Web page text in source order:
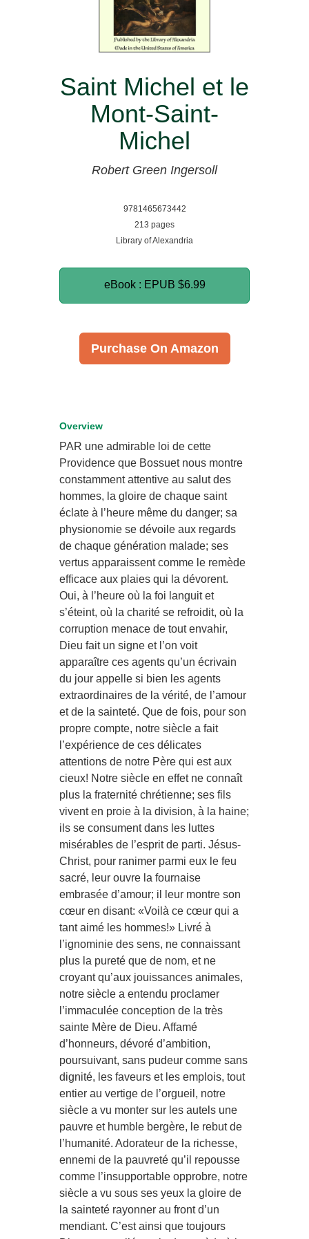
Saint Michel et le
Mont-Saint-
Michel
Robert Green Ingersoll
9781465673442
213 pages
Library of Alexandria
eBook : EPUB $6.99
Purchase On Amazon
Overview
PAR une admirable loi de cette
Providence que Bossuet nous montre
constamment attentive au salut des
hommes, la gloire de chaque saint
éclate à l’heure même du danger; sa
physionomie se dévoile aux regards
de chaque génération malade; ses
vertus apparaissent comme le remède
efficace aux plaies qui la dévorent.
Oui, à l’heure où la foi languit et
s’éteint, où la charité se refroidit, où la
corruption menace de tout envahir,
Dieu fait un signe et l’on voit
apparaître ces agents qu’un écrivain
du jour appelle si bien les agents
extraordinaires de la vérité, de l’amour
et de la sainteté. Que de fois, pour son
propre compte, notre siècle a fait
l’expérience de ces délicates
attentions de notre Père qui est aux
cieux! Notre siècle en effet ne connaît
plus la fraternité chrétienne; ses fils
vivent en proie à la division, à la haine;
ils se consument dans les luttes
misérables de l’esprit de parti. Jésus-
Christ, pour ranimer parmi eux le feu
sacré, leur ouvre la fournaise
embrasée d’amour; il leur montre son
cœur en disant: «Voilà ce cœur qui a
tant aimé les hommes!» Livré à
l’ignominie des sens, ne connaissant
plus la pureté que de nom, et ne
croyant qu’aux jouissances animales,
notre siècle a entendu proclamer
l’immaculée conception de la très
sainte Mère de Dieu. Affamé
d’honneurs, dévoré d’ambition,
poursuivant, sans pudeur comme sans
dignité, les faveurs et les emplois, tout
entier au vertige de l’orgueil, notre
siècle a vu monter sur les autels une
pauvre et humble bergère, le rebut de
l’humanité. Adorateur de la richesse,
ennemi de la pauvreté qu’il repousse
comme l’insupportable opprobre, notre
siècle a vu sous ses yeux la gloire de
la sainteté rayonner au front d’un
mendiant. C’est ainsi que toujours